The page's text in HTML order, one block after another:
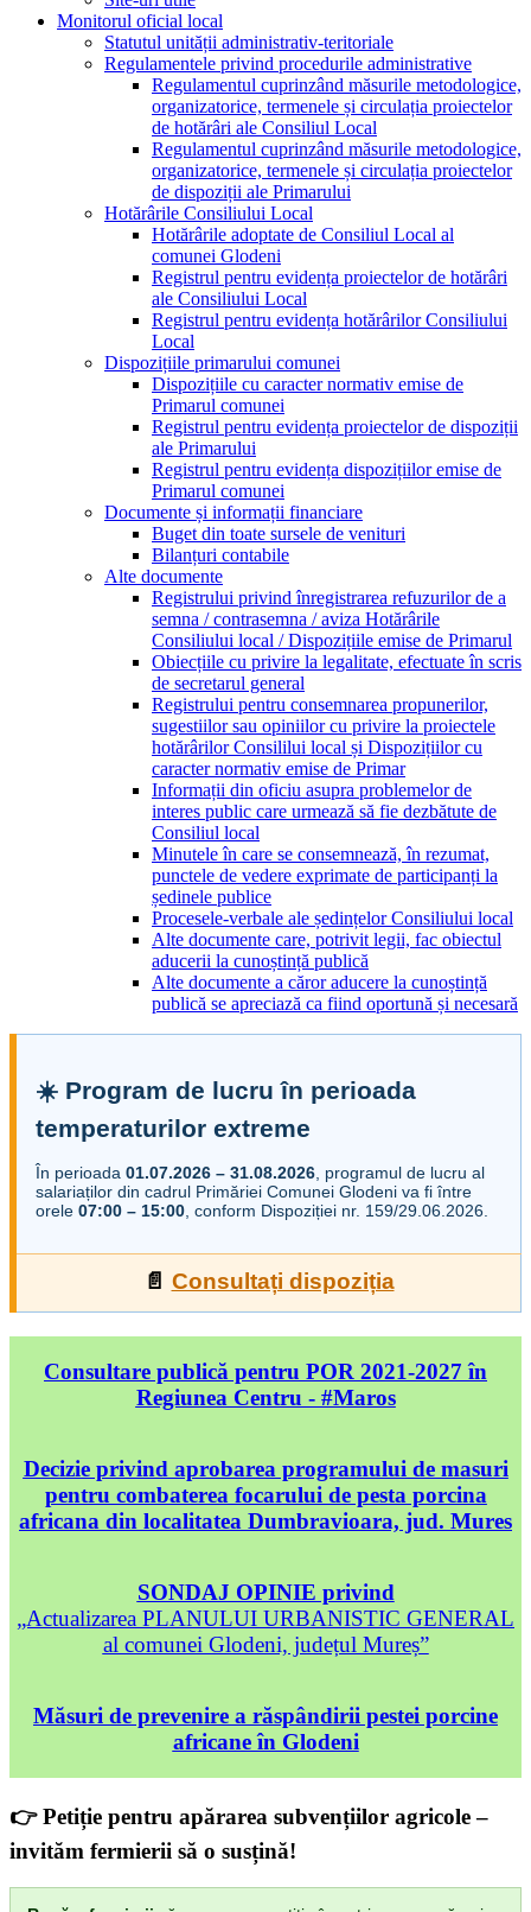
Monitorul oficial local
Statutul unității administrativ-teritoriale
Regulamentele privind procedurile administrative
Regulamentul cuprinzând măsurile metodologice,
organizatorice, termenele și circulația proiectelor
de hotărâri ale Consiliul Local
Regulamentul cuprinzând măsurile metodologice,
organizatorice, termenele și circulația proiectelor
de dispoziții ale Primarului
Hotărârile Consiliului Local
Hotărârile adoptate de Consiliul Local al
comunei Glodeni
Registrul pentru evidența proiectelor de hotărâri
ale Consiliului Local
Registrul pentru evidența hotărârilor Consiliului
Local
Dispozițiile primarului comunei
Dispozițiile cu caracter normativ emise de
Primarul comunei
Registrul pentru evidența proiectelor de dispoziții
ale Primarului
Registrul pentru evidența dispozițiilor emise de
Primarul comunei
Documente și informații financiare
Buget din toate sursele de venituri
Bilanțuri contabile
Alte documente
Registrului privind înregistrarea refuzurilor de a
semna / contrasemna / aviza Hotărârile
Consiliului local / Dispozițiile emise de Primarul
Obiecțiile cu privire la legalitate, efectuate în scris
de secretarul general
Registrului pentru consemnarea propunerilor,
sugestiilor sau opiniilor cu privire la proiectele
hotărârilor Consililui local și Dispozițiilor cu
caracter normativ emise de Primar
Informații din oficiu asupra problemelor de
interes public care urmează să fie dezbătute de
Consiliul local
Minutele în care se consemnează, în rezumat,
punctele de vedere exprimate de participanți la
ședinele publice
Procesele-verbale ale ședințelor Consiliului local
Alte documente care, potrivit legii, fac obiectul
aducerii la cunoștință publică
Alte documente a căror aducere la cunoștință
publică se apreciază ca fiind oportună și necesară
☀️ Program de lucru în perioada
temperaturilor extreme
În perioada 01.07.2026 – 31.08.2026 , programul de lucru al
salariaților din cadrul Primăriei Comunei Glodeni va fi între
orele 07:00 – 15:00 , conform Dispoziției nr. 159/29.06.2026.
📄 Consultați dispoziția
Consultare publică pentru POR 2021-2027 în
Regiunea Centru - #Maros
Decizie privind aprobarea programului de masuri
pentru combaterea focarului de pesta porcina
africana din localitatea Dumbravioara, jud. Mures
SONDAJ OPINIE privind
„Actualizarea PLANULUI URBANISTIC GENERAL
al comunei Glodeni, județul Mureș”
Măsuri de prevenire a răspândirii pestei porcine
africane în Glodeni
👉 Petiție pentru apărarea subvențiilor agricole –
invităm fermierii să o susțină!